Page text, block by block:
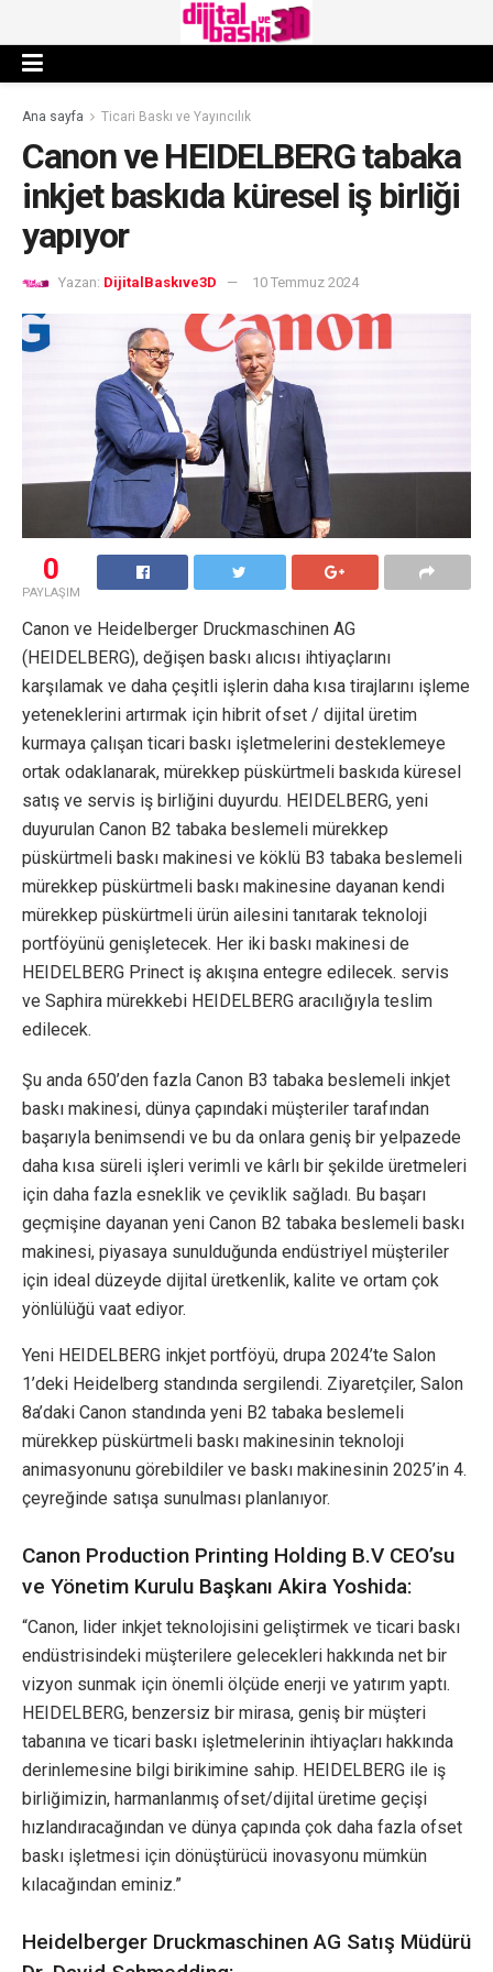
Ana sayfa Ticari Baskı ve Yayıncılık
Canon ve HEIDELBERG tabaka
inkjet baskıda küresel iş birliği
yapıyor
Yazan: DijitalBaskıve3D 10 Temmuz 2024
0
PAYLAŞIM
Canon ve Heidelberger Druckmaschinen AG
(HEIDELBERG), değişen baskı alıcısı ihtiyaçlarını
karşılamak ve daha çeşitli işlerin daha kısa tirajlarını işleme
yeteneklerini artırmak için hibrit ofset / dijital üretim
kurmaya çalışan ticari baskı işletmelerini desteklemeye
ortak odaklanarak, mürekkep püskürtmeli baskıda küresel
satış ve servis iş birliğini duyurdu. HEIDELBERG, yeni
duyurulan Canon B2 tabaka beslemeli mürekkep
püskürtmeli baskı makinesi ve köklü B3 tabaka beslemeli
mürekkep püskürtmeli baskı makinesine dayanan kendi
mürekkep püskürtmeli ürün ailesini tanıtarak teknoloji
portföyünü genişletecek. Her iki baskı makinesi de
HEIDELBERG Prinect iş akışına entegre edilecek. servis
ve Saphira mürekkebi HEIDELBERG aracılığıyla teslim
edilecek.
Şu anda 650’den fazla Canon B3 tabaka beslemeli inkjet
baskı makinesi, dünya çapındaki müşteriler tarafından
başarıyla benimsendi ve bu da onlara geniş bir yelpazede
daha kısa süreli işleri verimli ve kârlı bir şekilde üretmeleri
için daha fazla esneklik ve çeviklik sağladı. Bu başarı
geçmişine dayanan yeni Canon B2 tabaka beslemeli baskı
makinesi, piyasaya sunulduğunda endüstriyel müşteriler
için ideal düzeyde dijital üretkenlik, kalite ve ortam çok
yönlülüğü vaat ediyor.
Yeni HEIDELBERG inkjet portföyü, drupa 2024’te Salon
1’deki Heidelberg standında sergilendi. Ziyaretçiler, Salon
8a’daki Canon standında yeni B2 tabaka beslemeli
mürekkep püskürtmeli baskı makinesinin teknoloji
animasyonunu görebildiler ve baskı makinesinin 2025’in 4.
çeyreğinde satışa sunulması planlanıyor.
Canon Production Printing Holding B.V CEO’su
ve Yönetim Kurulu Başkanı Akira Yoshida:
“Canon, lider inkjet teknolojisini geliştirmek ve ticari baskı
endüstrisindeki müşterilere gelecekleri hakkında net bir
vizyon sunmak için önemli ölçüde enerji ve yatırım yaptı.
HEIDELBERG, benzersiz bir mirasa, geniş bir müşteri
tabanına ve ticari baskı işletmelerinin ihtiyaçları hakkında
derinlemesine bilgi birikimine sahip. HEIDELBERG ile iş
birliğimizin, harmanlanmış ofset/dijital üretime geçişi
hızlandıracağından ve dünya çapında çok daha fazla ofset
baskı işletmesi için dönüştürücü inovasyonu mümkün
kılacağından eminiz.”
Heidelberger Druckmaschinen AG Satış Müdürü